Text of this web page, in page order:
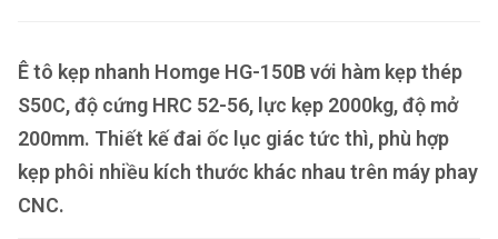
Ê tô kẹp nhanh Homge HG-150B với hàm kẹp thép
S50C, độ cứng HRC 52-56, lực kẹp 2000kg, độ mở
200mm. Thiết kế đai ốc lục giác tức thì, phù hợp
kẹp phôi nhiều kích thước khác nhau trên máy phay
CNC.